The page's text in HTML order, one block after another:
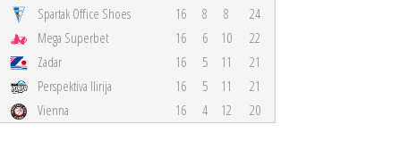
Spartak Office Shoes 16 8 8
24
Mega Superbet 16 6 10
22
Zadar 16 5 11
21
Perspektiva Ilirija 16 5 11
21
Vienna 16 4 12 20